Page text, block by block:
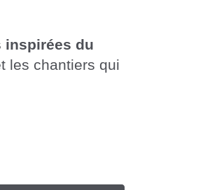
inspirées du
les chantiers qui